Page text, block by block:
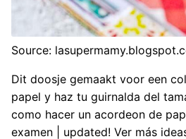
Source:
Dit doosje gemaakt voor een
papel y haz tu guirnalda del
como hacer un acordeon de
examen | updated! Ver más